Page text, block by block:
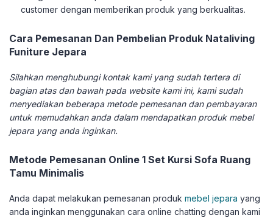
customer dengan memberikan produk yang berkualitas.
Cara Pemesanan Dan Pembelian Produk Nataliving
Funiture Jepara
Silahkan menghubungi kontak kami yang sudah tertera di
bagian atas dan bawah pada website kami ini, kami sudah
menyediakan beberapa metode pemesanan dan pembayaran
untuk memudahkan anda dalam mendapatkan produk mebel
jepara yang anda inginkan.
Metode Pemesanan Online 1 Set Kursi Sofa Ruang
Tamu Minimalis
Anda dapat melakukan pemesanan produk mebel jepara yang
anda inginkan menggunakan cara online chatting dengan kami